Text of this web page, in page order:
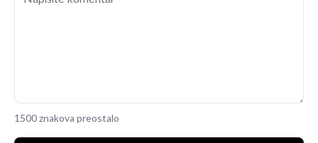
1500 znakova preostalo